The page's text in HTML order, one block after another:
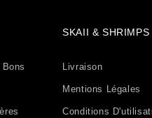
SKAII & SHRIMPS
Livraison
Mentions Légales
Conditions